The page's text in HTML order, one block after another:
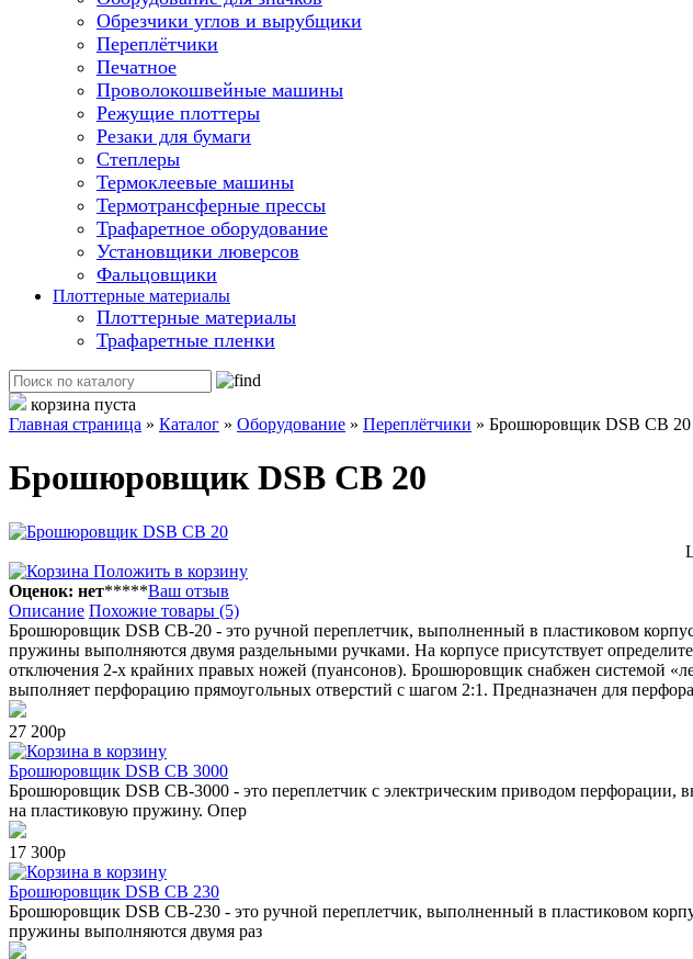
Обрезчики углов и вырубщики
Переплётчики
Печатное
Проволокошвейные машины
Режущие плоттеры
Резаки для бумаги
Степлеры
Термоклеевые машины
Термотрансферные прессы
Трафаретное оборудование
Установщики люверсов
Фальцовщики
Плоттерные материалы
Плоттерные материалы
Трафаретные пленки
корзина пуста
Главная страница » Каталог » Оборудование » Переплётчики » Брошюровщик DSB CB 20
Брошюровщик DSB CB 20
Положить в корзину
Оценок: нет*****Ваш отзыв
Описание Похожие товары (5)
Брошюровщик DSB CB-20 - это ручной переплетчик, выполненный в пластиковом
пружины выполняются двумя раздельными ручками. На корпусе присутствует
отключения 2-х крайних правых ножей (пуансонов). Брошюровщик снабжен системой
выполняет перфорацию прямоугольных отверстий с шагом 2:1. Предназначен для
27 200р
в корзину
Брошюровщик DSB CB 3000
Брошюровщик DSB CB-3000 - это переплетчик с электрическим приводом перфорации,
на пластиковую пружину. Опер
17 300р
в корзину
Брошюровщик DSB CB 230
Брошюровщик DSB CB-230 - это ручной переплетчик, выполненный в пластиковом
пружины выполняются двумя раз